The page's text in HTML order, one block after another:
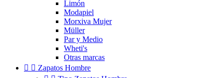
Limón
Modapiel
Morxiva Mujer
Müller
Par y Medio
Wheti's
Otras marcas
  Zapatos Hombre